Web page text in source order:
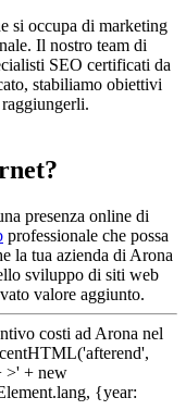
si occupa di marketing
Il nostro team di
SEO certificati da
stabiliamo obiettivi
presenza online di
professionale che possa
la tua azienda di Arona
sviluppo di siti web
valore aggiunto.